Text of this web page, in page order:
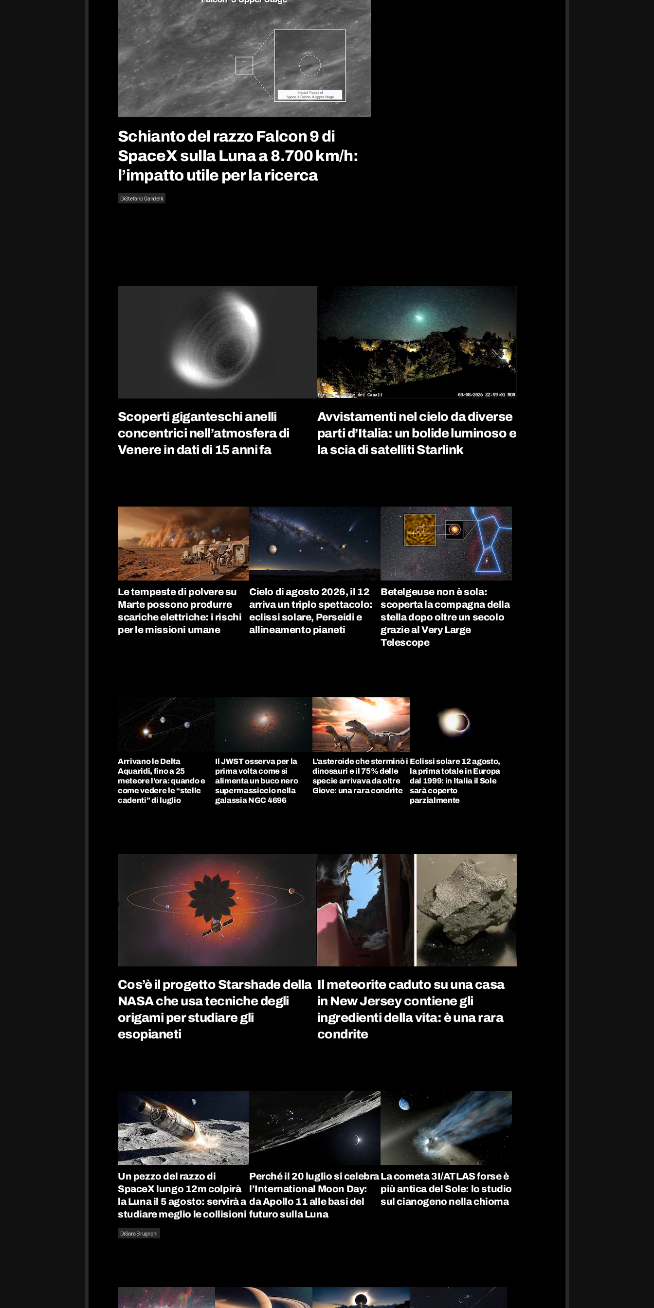
Schianto del razzo Falcon 9 di
SpaceX sulla Luna a 8.700 km/h:
l’impatto utile per la ricerca
DiStefano Gandelli
Scoperti giganteschi anelli
concentrici nell’atmosfera di
Venere in dati di 15 anni fa
Avvistamenti nel cielo da diverse
parti d’Italia: un bolide luminoso e
la scia di satelliti Starlink
Le tempeste di polvere su
Marte possono produrre
scariche elettriche: i rischi
per le missioni umane
Cielo di agosto 2026, il 12
arriva un triplo spettacolo:
eclissi solare, Perseidi e
allineamento pianeti
Betelgeuse non è sola:
scoperta la compagna della
stella dopo oltre un secolo
grazie al Very Large
Telescope
Arrivano le Delta
Aquaridi, fino a 25
meteore l’ora: quando e
come vedere le “stelle
cadenti” di luglio
Il JWST osserva per la
prima volta come si
alimenta un buco nero
supermassiccio nella
galassia NGC 4696
L’asteroide che sterminò i
dinosauri e il 75% delle
specie arrivava da oltre
Giove: una rara condrite
Eclissi solare 12 agosto,
la prima totale in Europa
dal 1999: in Italia il Sole
sarà coperto
parzialmente
Cos’è il progetto Starshade della
NASA che usa tecniche degli
origami per studiare gli
esopianeti
Il meteorite caduto su una casa
in New Jersey contiene gli
ingredienti della vita: è una rara
condrite
Un pezzo del razzo di
SpaceX lungo 12m colpirà
la Luna il 5 agosto: servirà a
studiare meglio le collisioni
DiSara Brugnoni
Perché il 20 luglio si celebra
l’International Moon Day:
da Apollo 11 alle basi del
futuro sulla Luna
La cometa 3I/ATLAS forse è
più antica del Sole: lo studio
sul cianogeno nella chioma